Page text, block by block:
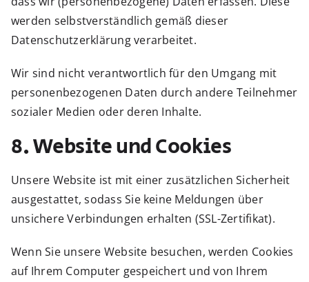
werden selbstverständlich gemäß dieser
Datenschutzerklärung verarbeitet.
Wir sind nicht verantwortlich für den Umgang mit
personenbezogenen Daten durch andere Teilnehmer
sozialer Medien oder deren Inhalte.
8. Website und Cookies
Unsere Website ist mit einer zusätzlichen Sicherheit
ausgestattet, sodass Sie keine Meldungen über
unsichere Verbindungen erhalten (SSL-Zertifikat).
Wenn Sie unsere Website besuchen, werden Cookies
auf Ihrem Computer gespeichert und von Ihrem